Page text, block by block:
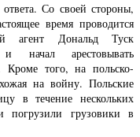
Со своей стороны,
время проводится
агент Дональд Туск
арестовывать
Кроме того, на польско-
на войну. Польские
в течение нескольких
погрузили грузовики в